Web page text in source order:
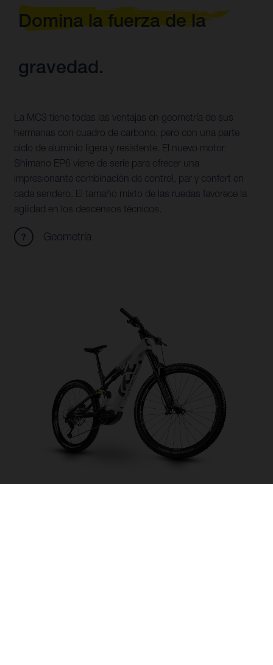
Domina la fuerza de la
gravedad.
La MC3 tiene todas las ventajas en geometría de sus
hermanas con cuadro de carbono, pero con una parte
ciclo de aluminio ligera y resistente. El nuevo motor
Shimano EP6 viene de serie para ofrecer una
impresionante combinación de control, par y confort en
cada sendero. El tamaño mixto de las ruedas favorece la
agilidad en los descensos técnicos.
Geometría